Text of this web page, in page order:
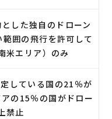
した独自のドローン
囲の飛行を許可して
米エリア）のみ
している国の21％が
の15％の国がドロー
禁止